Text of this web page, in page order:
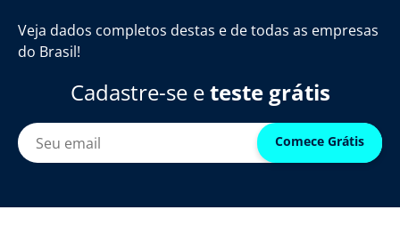
Veja dados completos destas e de todas as empresas
do Brasil!
Cadastre-se eteste grátis
Comece Grátis